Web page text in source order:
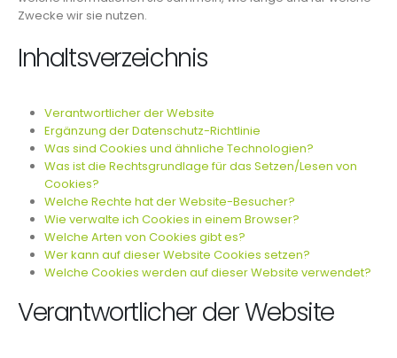
Zwecke wir sie nutzen.
Inhaltsverzeichnis
Verantwortlicher der Website
Ergänzung der Datenschutz-Richtlinie
Was sind Cookies und ähnliche Technologien?
Was ist die Rechtsgrundlage für das Setzen/Lesen von
Cookies?
Welche Rechte hat der Website-Besucher?
Wie verwalte ich Cookies in einem Browser?
Welche Arten von Cookies gibt es?
Wer kann auf dieser Website Cookies setzen?
Welche Cookies werden auf dieser Website verwendet?
Verantwortlicher der Website